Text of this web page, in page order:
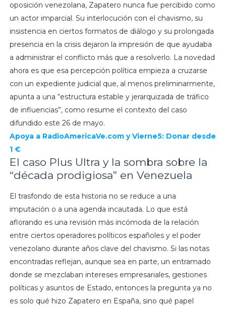
oposición venezolana, Zapatero nunca fue percibido como
un actor imparcial. Su interlocución con el chavismo, su
insistencia en ciertos formatos de diálogo y su prolongada
presencia en la crisis dejaron la impresión de que ayudaba
a administrar el conflicto más que a resolverlo. La novedad
ahora es que esa percepción política empieza a cruzarse
con un expediente judicial que, al menos preliminarmente,
apunta a una “estructura estable y jerarquizada de tráfico
de influencias”, como resume el contexto del caso
difundido este 26 de mayo.
Apoya a RadioAmericaVe.com y Vierne5: Donar desde
1 €
El caso Plus Ultra y la sombra sobre la
“década prodigiosa” en Venezuela
El trasfondo de esta historia no se reduce a una
imputación o a una agenda incautada. Lo que está
aflorando es una revisión más incómoda de la relación
entre ciertos operadores políticos españoles y el poder
venezolano durante años clave del chavismo. Si las notas
encontradas reflejan, aunque sea en parte, un entramado
donde se mezclaban intereses empresariales, gestiones
políticas y asuntos de Estado, entonces la pregunta ya no
es solo qué hizo Zapatero en España, sino qué papel